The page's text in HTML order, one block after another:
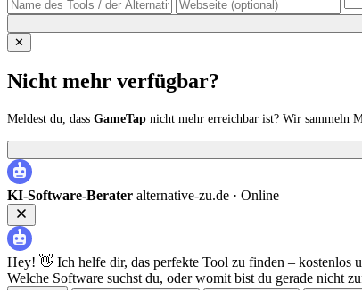
✕
Nicht mehr verfügbar?
Meldest du, dass GameTap nicht mehr erreichbar ist? Wir sammeln
KI-Software-Berater alternative-zu.de · Online
Hey! 👋 Ich helfe dir, das perfekte Tool zu finden – kostenlos
Welche Software suchst du, oder womit bist du gerade nicht